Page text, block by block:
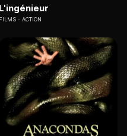
L'ingénieur
FILMS ACTION